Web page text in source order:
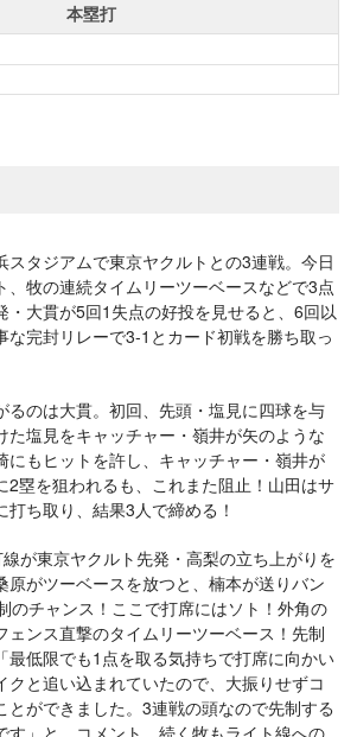
本塁打
スタジアムで東京ヤクルトとの3連戦。今日
、牧の連続タイムリーツーベースなどで3点
・大貫が5回1失点の好投を見せると、6回以
な完封リレーで3-1とカード初戦を勝ち取っ
るのは大貫。初回、先頭・塩見に四球を与
た塩見をキャッチャー・嶺井が矢のような
にもヒットを許し、キャッチャー・嶺井が
2塁を狙われるも、これまた阻止！山田はサ
ち取り、結果3人で締める！
が東京ヤクルト先発・高梨の立ち上がりを
原がツーベースを放つと、楠本が送りバン
のチャンス！ここで打席にはソト！外角の
ェンス直撃のタイムリーツーベース！先制
最低限でも1点を取る気持ちで打席に向かい
クと追い込まれていたので、大振りせずコ
とができました。3連戦の頭なので先制する
す」と、コメント。続く牧もライト線への